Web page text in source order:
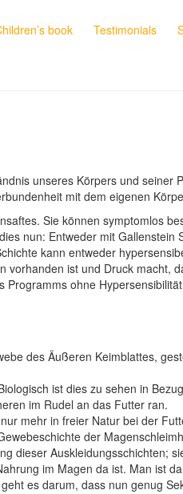
book Testimonials
unseres Körpers und
mit dem eigenen
Sie können symptomlos
nun: Entweder mit
kann entweder
vorhanden ist und Druck macht,
ohne
des Äußeren Keimblattes,
ist dies zu sehen in
im Rudel an das Futter ran.
mehr in freier Natur bei der
der
dieser Auskleidungsschichten;
im Magen da ist. Man ist
es darum, dass nun genug